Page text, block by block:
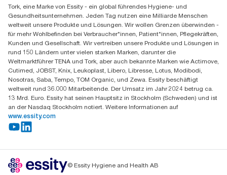
Essity Switzerland AG
Parkstraße 1b
6214 Schenkon
Mo-Do 8:00-16:30 | Fr 8:00-15:00
GLN: 7609999000928
Tork, eine Marke von Essity - ein global führendes Hygiene- und
Gesundheitsunternehmen. Jeden Tag nutzen eine Milliarde Menschen
weltweit unsere Produkte und Lösungen. Wir wollen Grenzen überwinden -
für mehr Wohlbefinden bei Verbraucher*innen, Patient*innen, Pflegekräften,
Kunden und Gesellschaft. Wir vertreiben unsere Produkte und Lösungen in
rund 150 Ländern unter vielen starken Marken, darunter die
Weltmarktführer TENA und Tork, aber auch bekannte Marken wie Actimove,
Cutimed, JOBST, Knix, Leukoplast, Libero, Libresse, Lotus, Modibodi,
Nosotras, Saba, Tempo, TOM Organic, und Zewa. Essity beschäftigt
weltweit rund 36.000 Mitarbeitende. Der Umsatz im Jahr 2024 betrug ca.
13 Mrd. Euro. Essity hat seinen Hauptsitz in Stockholm (Schweden) und ist
an der Nasdaq Stockholm notiert. Weitere Informationen auf
www.essity.com
© Essity Hygiene and Health AB